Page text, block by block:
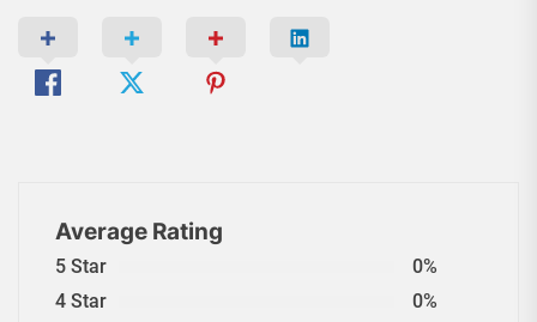
Average Rating
5 Star
0%
4 Star
0%